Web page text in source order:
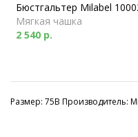
Бюстгальтер Milabel
Мягкая чашка
2 540 р.
Размер: 75B Производитель: